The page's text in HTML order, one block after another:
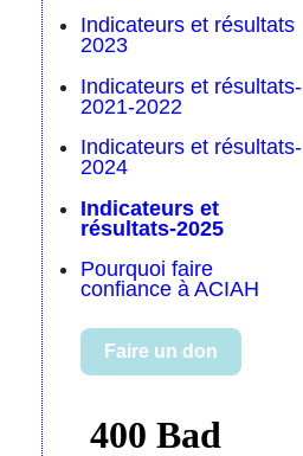
Indicateurs et résultats
2023
Indicateurs et résultats-
2021-2022
Indicateurs et résultats-
2024
Indicateurs et
résultats-2025
Pourquoi faire
confiance à ACIAH
Faire un don